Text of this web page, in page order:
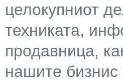
целокупниот
техниката,
продавница,
нашите